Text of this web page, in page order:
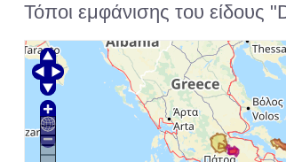
Τόποι εμφάνισης του είδους